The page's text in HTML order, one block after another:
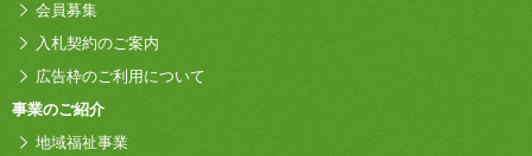
会員募集
入札契約のご案内
広告枠のご利用について
事業のご紹介
地域福祉事業